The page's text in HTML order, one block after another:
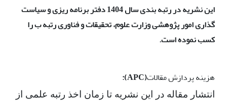
این نشریه در رتبه بندی سال 1404 دفتر برنامه ریزی و سیاست
گذاری امور پژوهشی وزارت علوم، تحقیقات و فناوری رتبه ب را
کسب نموده است.
هزینه پردازش مقالات(APC):
انتشار مقاله در این نشریه تا زمان اخذ رتبه علمی از